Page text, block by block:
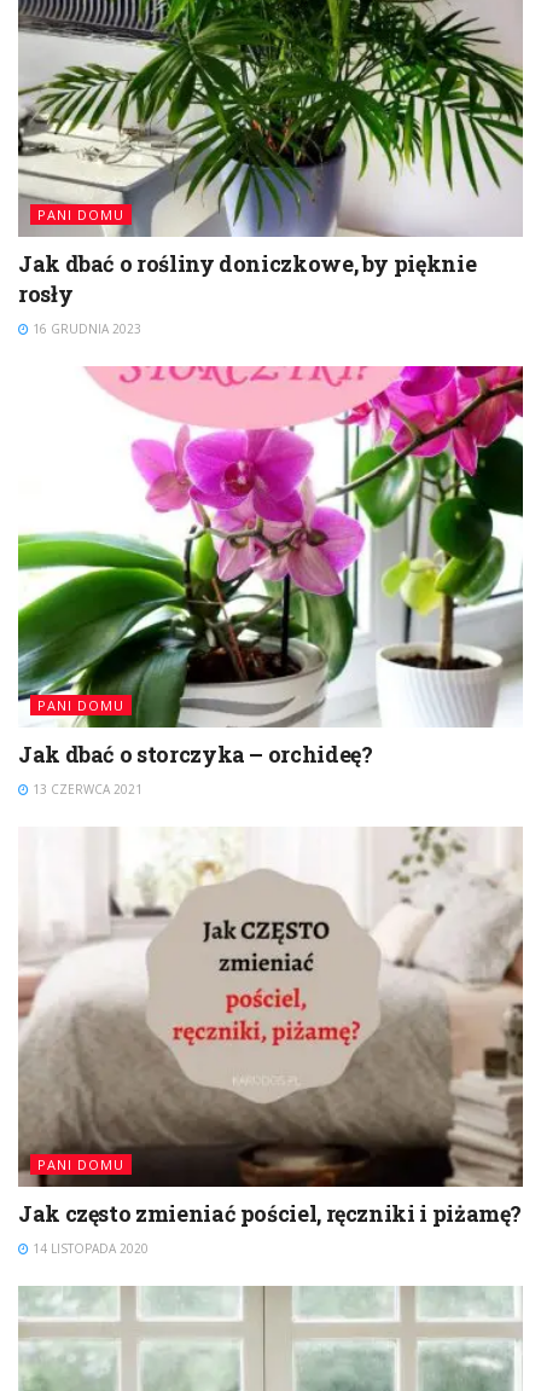
PANI DOMU
Jak dbać o rośliny doniczkowe, by pięknie
rosły
16 GRUDNIA 2023
PANI DOMU
Jak dbać o storczyka – orchideę?
13 CZERWCA 2021
PANI DOMU
Jak często zmieniać pościel, ręczniki i piżamę?
14 LISTOPADA 2020